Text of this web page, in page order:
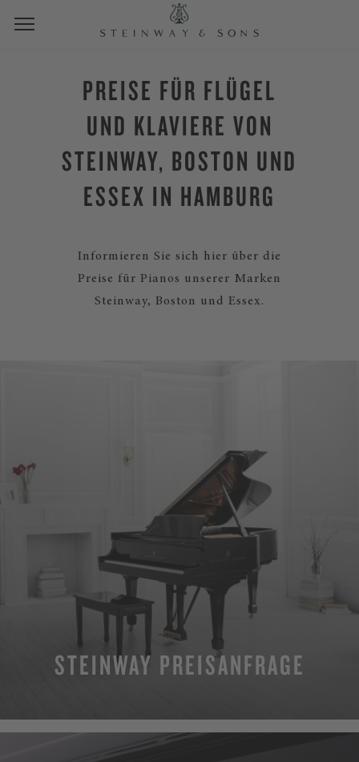
PREISE FÜR FLÜGEL
UND KLAVIERE VON
STEINWAY, BOSTON UND
ESSEX IN HAMBURG
Informieren Sie sich hier über die
Preise für Pianos unserer Marken
Steinway, Boston und Essex.
STEINWAY PREISANFRAGE